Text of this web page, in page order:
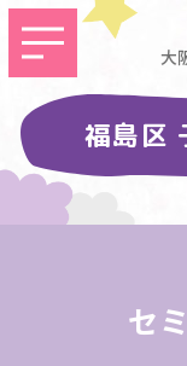
大
福島区
セ